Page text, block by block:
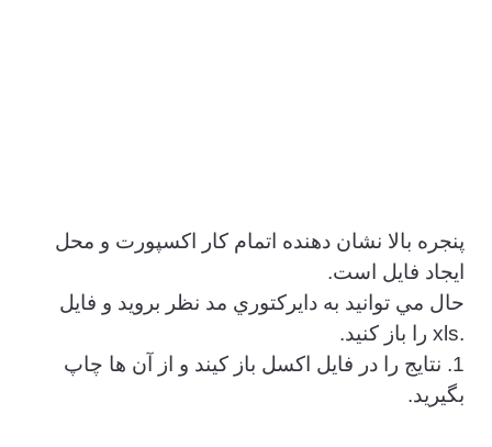
پنجره بالا نشان دهنده اتمام كار اكسپورت و محل
ايجاد فايل است.
حال مي توانيد به دايركتوري مد نظر برويد و فايل
.xls را باز كنيد.
1. نتايج را در فايل اكسل باز كيند و از آن ها چاپ
بگيريد.